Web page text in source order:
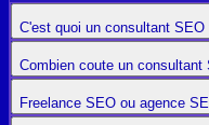
C'est quoi un consultant SEO
Combien coute un consultant
Freelance SEO ou agence